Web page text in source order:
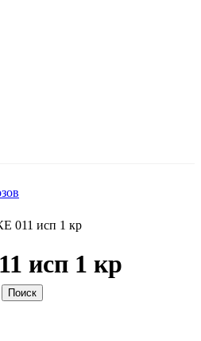
Поиск
011 исп 1 кр
исп 1 кр